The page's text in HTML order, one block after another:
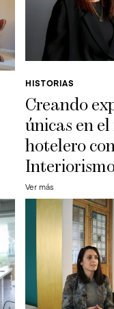
HISTORIAS
Creando
únicas en
hotelero
Ver más